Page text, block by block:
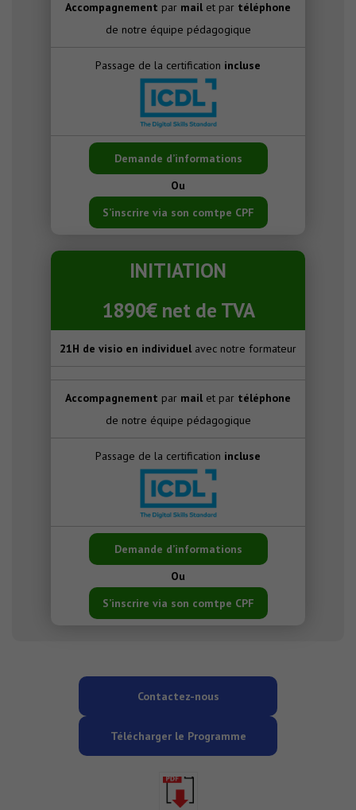
Accompagnement par mail et par téléphone
de notre équipe pédagogique
Passage de la certification incluse
Demande d’informations
Ou
S’inscrire via son comtpe CPF
INITIATION
1890€ net de TVA
21H de visio en individuel avec notre formateur
Accompagnement par mail et par téléphone
de notre équipe pédagogique
Passage de la certification incluse
Demande d’informations
Ou
S’inscrire via son comtpe CPF
Contactez-nous
Télécharger le Programme